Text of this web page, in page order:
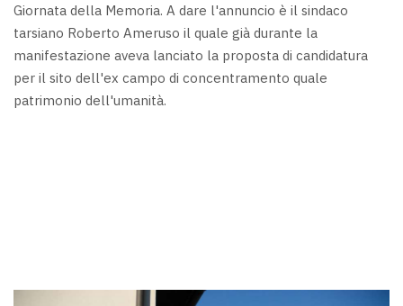
Giornata della Memoria. A dare l'annuncio è il sindaco
tarsiano Roberto Ameruso il quale già durante la
manifestazione aveva lanciato la proposta di candidatura
per il sito dell'ex campo di concentramento quale
patrimonio dell'umanità.